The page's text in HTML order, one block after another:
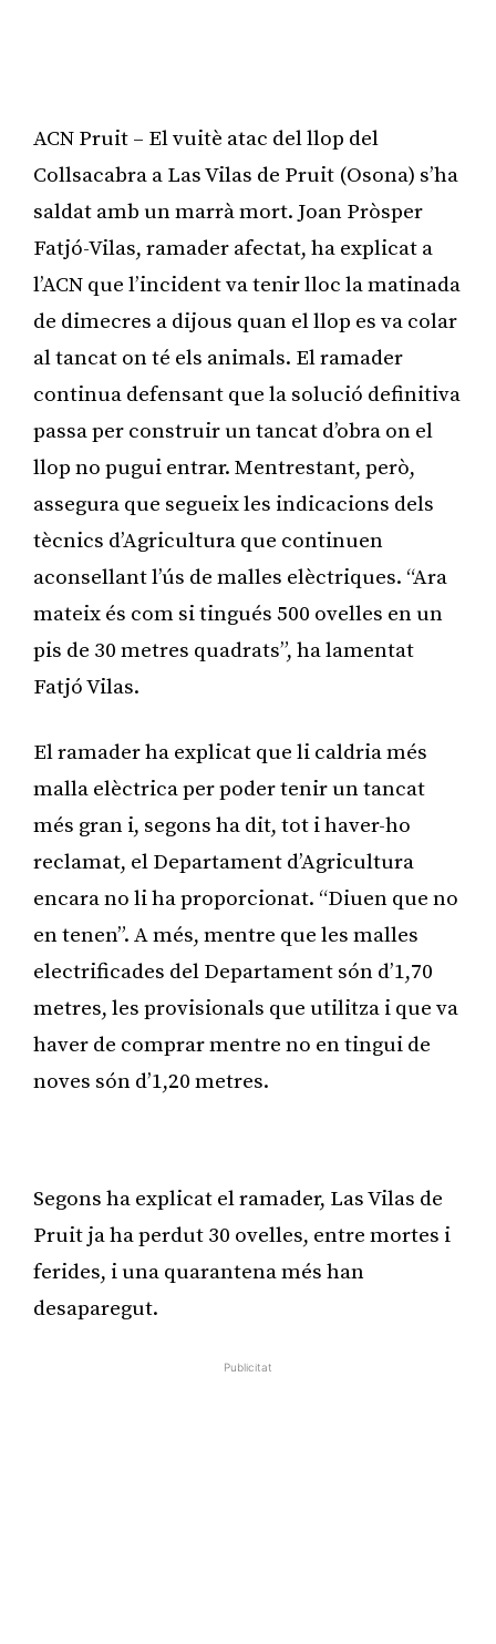
ACN Pruit – El vuitè atac del llop del
Collsacabra a Las Vilas de Pruit (Osona) s’ha
saldat amb un marrà mort. Joan Pròsper
Fatjó-Vilas, ramader afectat, ha explicat a
l’ACN que l’incident va tenir lloc la matinada
de dimecres a dijous quan el llop es va colar
al tancat on té els animals. El ramader
continua defensant que la solució definitiva
passa per construir un tancat d’obra on el
llop no pugui entrar. Mentrestant, però,
assegura que segueix les indicacions dels
tècnics d’Agricultura que continuen
aconsellant l’ús de malles elèctriques. “Ara
mateix és com si tingués 500 ovelles en un
pis de 30 metres quadrats”, ha lamentat
Fatjó Vilas.
El ramader ha explicat que li caldria més
malla elèctrica per poder tenir un tancat
més gran i, segons ha dit, tot i haver-ho
reclamat, el Departament d’Agricultura
encara no li ha proporcionat. “Diuen que no
en tenen”. A més, mentre que les malles
electrificades del Departament són d’1,70
metres, les provisionals que utilitza i que va
haver de comprar mentre no en tingui de
noves són d’1,20 metres.
Segons ha explicat el ramader, Las Vilas de
Pruit ja ha perdut 30 ovelles, entre mortes i
ferides, i una quarantena més han
desaparegut.
Publicitat